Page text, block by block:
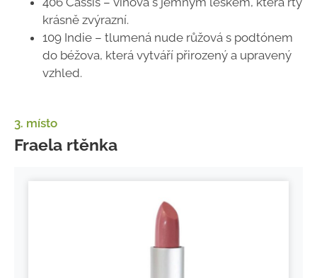
krásně zvýrazní.
109 Indie – tlumená nude růžová s podtónem
do béžova, která vytváří přirozený a upravený
vzhled.
3. místo
Fraela rtěnka